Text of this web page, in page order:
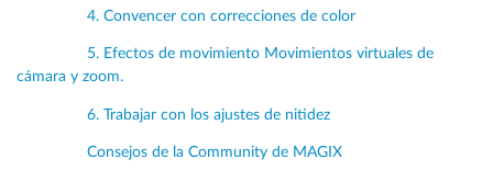
4. Convencer con correcciones de color
5. Efectos de movimiento Movimientos virtuales de
cámara y zoom.
6. Trabajar con los ajustes de nitidez
Consejos de la Community de MAGIX